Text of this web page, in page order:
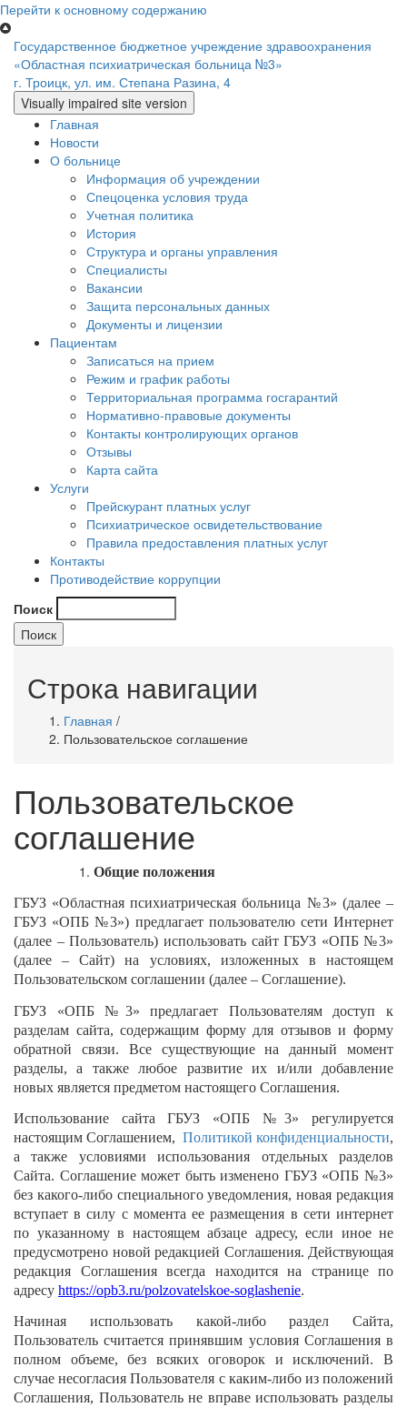
Перейти к основному содержанию
Государственное бюджетное учреждение здравоохранения
«Областная психиатрическая больница №3»
г. Троицк, ул. им. Степана Разина, 4
Главная
Новости
О больнице
Информация об учреждении
Спецоценка условия труда
Учетная политика
История
Структура и органы управления
Специалисты
Вакансии
Защита персональных данных
Документы и лицензии
Пациентам
Записаться на прием
Режим и график работы
Территориальная программа госгарантий
Нормативно-правовые документы
Контакты контролирующих органов
Отзывы
Карта сайта
Услуги
Прейскурант платных услуг
Психиатрическое освидетельствование
Правила предоставления платных услуг
Контакты
Противодействие коррупции
Поиск
Строка навигации
Главная /
Пользовательское соглашение
Пользовательское
соглашение
Общие положения
ГБУЗ «Областная психиатрическая больница №3» (далее –
ГБУЗ «ОПБ №3») предлагает пользователю сети Интернет
(далее – Пользователь) использовать сайт ГБУЗ «ОПБ №3»
(далее – Сайт) на условиях, изложенных в настоящем
Пользовательском соглашении (далее – Соглашение).
ГБУЗ «ОПБ №3» предлагает Пользователям доступ к
разделам сайта, содержащим форму для отзывов и форму
обратной связи. Все существующие на данный момент
разделы, а также любое развитие их и/или добавление
новых является предметом настоящего Соглашения.
Использование сайта ГБУЗ «ОПБ №3» регулируется
настоящим Соглашением, Политикой конфиденциальности,
а также условиями использования отдельных разделов
Сайта. Соглашение может быть изменено ГБУЗ «ОПБ №3»
без какого-либо специального уведомления, новая редакция
вступает в силу с момента ее размещения в сети интернет
по указанному в настоящем абзаце адресу, если иное не
предусмотрено новой редакцией Соглашения. Действующая
редакция Соглашения всегда находится на странице по
адресу https://opb3.ru/polzovatelskoe-soglashenie.
Начиная использовать какой-либо раздел Сайта,
Пользователь считается принявшим условия Соглашения в
полном объеме, без всяких оговорок и исключений. В
случае несогласия Пользователя с каким-либо из положений
Соглашения, Пользователь не вправе использовать разделы